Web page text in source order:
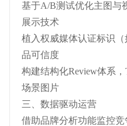
基于A/B测试优化主图与
展示技术
植入权威媒体认证标识
品可信度
构建结构化Review体系
场景图片
三、数据驱动运营
借助品牌分析功能监控